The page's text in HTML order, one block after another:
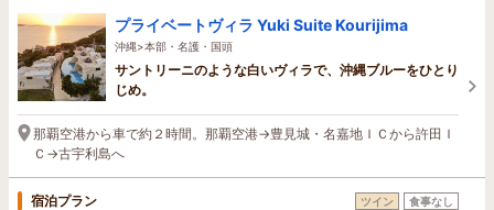
プライベートヴィラ Yuki Suite Kourijima
沖縄>本部・名護・国頭
サントリーニのような白いヴィラで、沖縄ブルーをひとり
じめ。
那覇空港から車で約２時間。那覇空港→豊見城・名嘉地ＩＣから許田Ｉ
Ｃ→古宇利島へ
宿泊プラン ツイン 食事なし